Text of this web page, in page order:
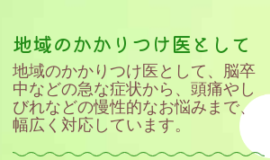
地域のかかりつけ医として
地域のかかりつけ医として、脳卒
中などの急な症状から、頭痛やし
びれなどの慢性的なお悩みまで、
幅広く対応しています。